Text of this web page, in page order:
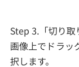
Step 3.「切り取
画像上でドラッ
択します。